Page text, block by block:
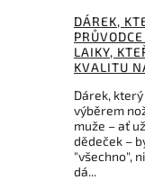
DÁREK,
LAIKY,
KVALITU
Dárek,
výběrem
muže – ať
dědeček –
"všechno",
dá...